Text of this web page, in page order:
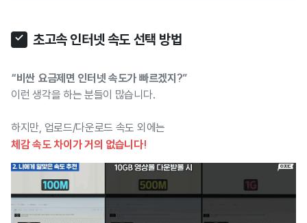
초고속 인터넷 속도 선택 방법
“비싼 요금제면 인터넷 속도가 빠르겠지?”
이런 생각을 하는 분들이 많습니다.
하지만, 업로드/다운로드 속도 외에는
체감 속도 차이가 거의 없습니다!